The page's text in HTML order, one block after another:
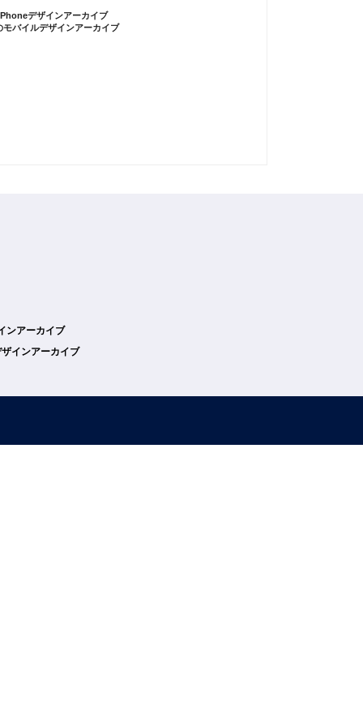
デザインアーカイブ
バイルデザインアーカイブ
ンアーカイブ
インアーカイブ